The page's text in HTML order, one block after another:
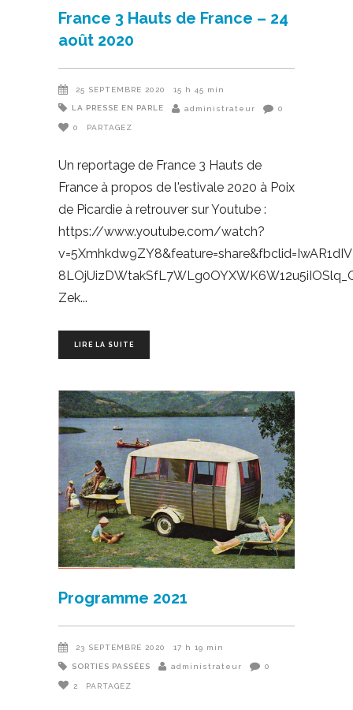
France 3 Hauts de France – 24
août 2020
25 SEPTEMBRE 2020 15 h 45 min
LA PRESSE EN PARLE administrateur 0
0 PARTAGEZ
Un reportage de France 3 Hauts de
France à propos de l'estivale 2020 à Poix
de Picardie à retrouver sur Youtube :
https://www.youtube.com/watch?
Zek
LIRE LA SUITE
Programme 2021
23 SEPTEMBRE 2020 17 h 19 min
SORTIES PASSÉES administrateur 0
2 PARTAGEZ